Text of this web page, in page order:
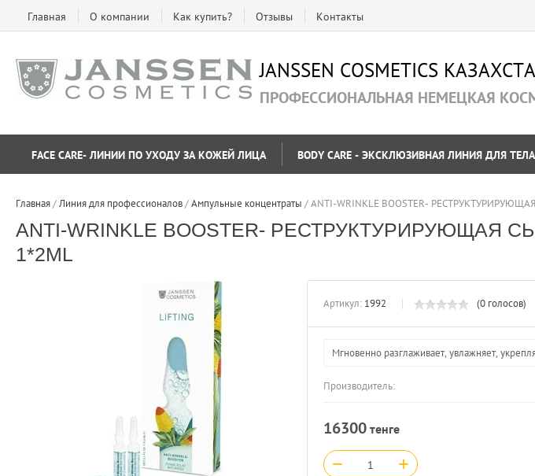
Главная О компании Как купить? Отзывы Контакты
JANSSEN COSMETICS
ПРОФЕССИОНАЛЬНАЯ НЕМЕЦКАЯ
FACE CARE- ЛИНИИ ПО УХОДУ ЗА КОЖЕЙ ЛИЦА BODY CARE - ЭКСКЛЮЗИВНАЯ ЛИНИЯ ДЛЯ ТЕЛА
Главная / Линия для профессионалов / Ампульные концентраты / ANTI-WRINKLE BOOSTER-
ANTI-WRINKLE BOOSTER-
1*2ML
Артикул: 1992 (0 голосов)
Мгновенно разглаживает, увлажняет,
Производитель:
16300 тенге
− +